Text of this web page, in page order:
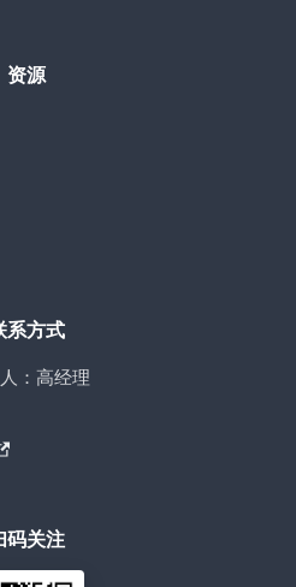
资源
系方式
：高经理
码关注